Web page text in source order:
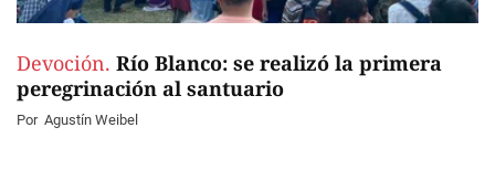
Devoción. Río Blanco: se realizó la primera
peregrinación al santuario
Por Agustín Weibel